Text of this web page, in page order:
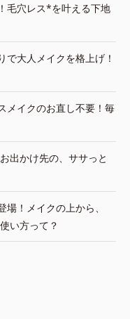
毛穴レス*を叶える下地
で大人メイクを格上げ！
メイクのお直し不要！毎
出かけ先の、ササっと
場！メイクの上から、
い方って？